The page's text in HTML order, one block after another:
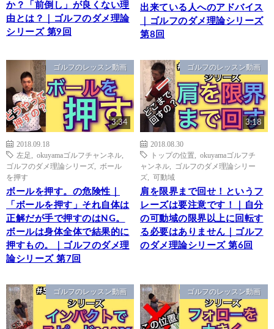
か？「前倒し」が良くない理
由とは？｜ゴルフのダメ理論
シリーズ 第9回
出来ている人へのアドバイス
｜ゴルフのダメ理論シリーズ
第8回
ゴルフのレッスン動画
3:34
2018.09.18
左足
okuyamaゴルフチャンネル
ゴルフのダメ理論シリーズ
ボール
を押す
ボールを押す。の危険性｜
「ボールを押す」それ自体は
正解だが手で押すのはNG。
ボールは身体全体で結果的に
押すもの。｜ゴルフのダメ理
論シリーズ 第7回
ゴルフのレッスン動画
3:18
2018.08.30
トップの位置
okuyamaゴルフチ
ャンネル
ゴルフのダメ理論シリー
ズ
可動域
肩を限界まで回せ！というフ
レーズは要注意です！｜自分
の可動域の限界以上に回転す
る必要はありません｜ゴルフ
のダメ理論シリーズ 第6回
ゴルフのレッスン動画 ゴルフのレッスン動画